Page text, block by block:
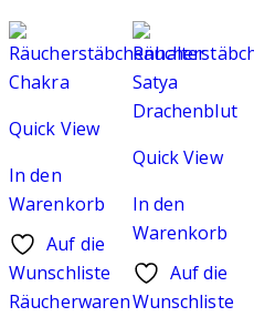
Quick View
In den
Warenkorb
Auf die
Wunschliste
Räucherwaren
Quick View
In den
Warenkorb
Auf die
Wunschliste